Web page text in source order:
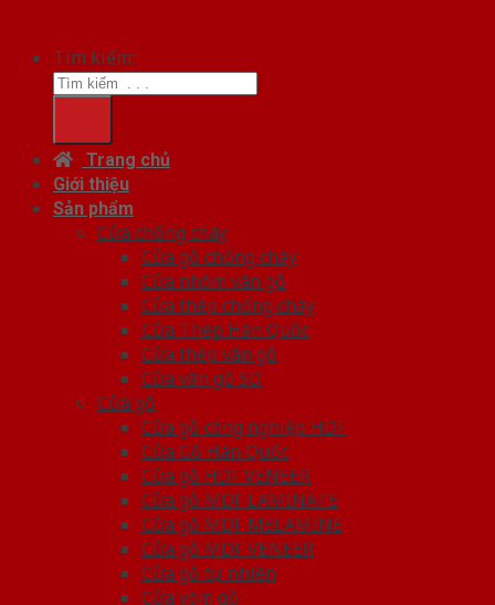
Tìm kiếm:
Trang chủ
Giới thiệu
Sản phẩm
Cửa chống cháy
Cửa gỗ chống cháy
Cửa nhôm vân gỗ
Cửa thép chống cháy
Cửa Thép Hàn Quốc
Cửa thép vân gỗ
Cửa vân gỗ 5D
Cửa gỗ
Cửa gỗ công nghiệp HDF
Cửa Gỗ Hàn Quốc
Cửa gỗ HDF VENEER
Cửa gỗ MDF LAMINATE
Cửa gỗ MDF MELAMINE
Cửa gỗ MDF VENEER
Cửa gỗ tự nhiên
Cửa vòm gỗ